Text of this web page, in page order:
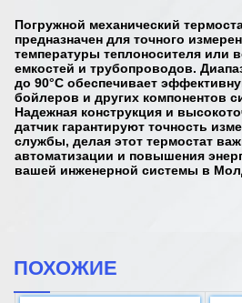
Погружной механический
предназначен для точного
температуры теплоносителя или
емкостей и трубопроводов.
до 90°C обеспечивает
бойлеров и других компонентов
Надежная конструкция и
датчик гарантируют точность
службы, делая этот термостат
автоматизации и повышения
вашей инженерной системы в
ПОХОЖИЕ